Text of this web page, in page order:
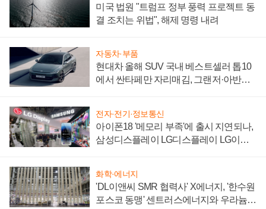
미국 법원 "트럼프 정부 풍력 프로젝트 동
결 조치는 위법", 해제 명령 내려
자동차·부품
현대차 올해 SUV 국내 베스트셀러 톱10
에서 싼타페만 자리매김, 그랜저·아반떼
전자·전기·정보통신
아이폰18 '메모리 부족'에 출시 지연되나,
삼성디스플레이 LG디스플레이 LG이노
화학·에너지
'DL이앤씨 SMR 협력사' X에너지, '한수원
포스코 동맹' 센트러스에너지와 우라늄